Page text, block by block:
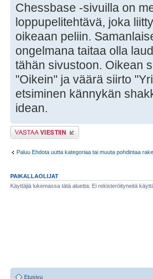
Chessbase -sivuilla on
loppupelitehtävä, joka
oikeaan peliin.
ongelmana taitaa olla
tähän sivustoon. Oikean
"Oikein" ja väärä siirto
etsiminen kännykän
idean.
Lähetä vastaus
Paluu Ehdota uutta kategoriaa tai muuta pohdintaa
PAIKALLAOLIJAT
Käyttäjiä lukemassa tätä aluetta: Ei rekisteröityneitä
Etusivu